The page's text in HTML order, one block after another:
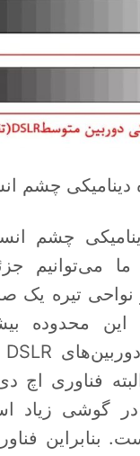
دینامیکی چشم
چشم
می‌توانیم
تیره یک
محدوده
فناوری اچ
گوشی زیاد